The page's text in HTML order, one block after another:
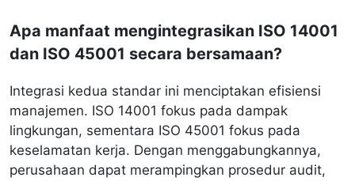
Apa manfaat mengintegrasikan ISO 14001
dan ISO 45001 secara bersamaan?
Integrasi kedua standar ini menciptakan efisiensi
manajemen. ISO 14001 fokus pada dampak
lingkungan, sementara ISO 45001 fokus pada
keselamatan kerja. Dengan menggabungkannya,
perusahaan dapat merampingkan prosedur audit,